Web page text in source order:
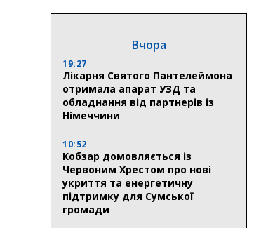
Вчора
19:27
Лікарня Святого Пантелеймона
отримала апарат УЗД та
обладнання від партнерів із
Німеччини
10:52
Кобзар домовляється із
Червоним Хрестом про нові
укриття та енергетичну
підтримку для Сумської
громади